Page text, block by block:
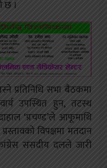
छ ।
प्रतिनिधि सभा बैठकमा
उपस्थित हुन, तटस्थ
‘प्रचण्ड’ले आफूमाथि
विपक्षमा मतदान
संसदीय दलले जारी